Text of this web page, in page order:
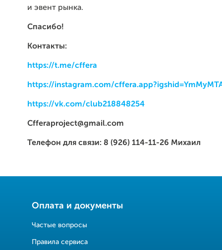
и эвент рынка.
Спасибо!
Контакты:
https://t.me/cffera
https://instagram.com/
https://vk.com/club218848254
Cfferaproject@gmail.com
Телефон для связи: 8 (926) 114-11-26 Михаил
Оплата и документы
Частые вопросы
Правила сервиса